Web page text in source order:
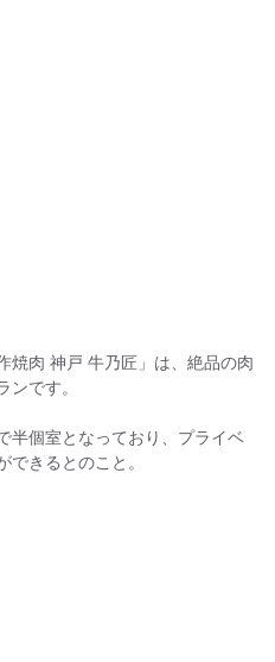
焼肉 神戸 牛乃匠」は、絶品の肉
ンです。
半個室となっており、プライベ
できるとのこと。